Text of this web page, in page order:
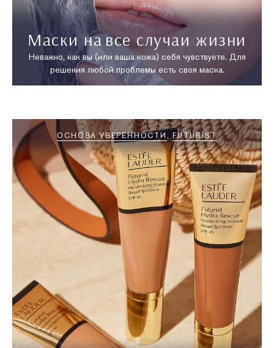
Маски на все случаи жизни
Неважно, как вы (или ваша кожа) себя чувствуете. Для
решения любой проблемы есть своя маска.
ОСНОВА УВЕРЕННОСТИ FUTURIST